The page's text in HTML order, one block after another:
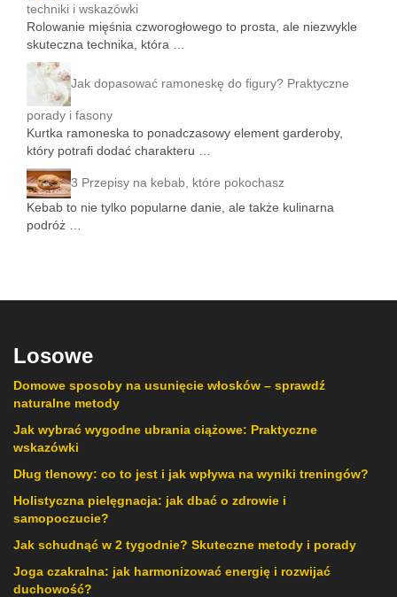
techniki i wskazówki
Rolowanie mięśnia czworogłowego to prosta, ale niezwykle
skuteczna technika, która …
Jak dopasować ramoneskę do figury? Praktyczne
porady i fasony
Kurtka ramoneska to ponadczasowy element garderoby,
który potrafi dodać charakteru …
3 Przepisy na kebab, które pokochasz
Kebab to nie tylko popularne danie, ale także kulinarna
podróż …
Losowe
Domowe sposoby na usunięcie włosków – sprawdź
naturalne metody
Jak wybrać wygodne ubrania ciążowe: Praktyczne
wskazówki
Dług tlenowy: co to jest i jak wpływa na wyniki treningów?
Holistyczna pielęgnacja: jak dbać o zdrowie i
samopoczucie?
Jak schudnąć w 2 tygodnie? Skuteczne metody i porady
Joga czakralna: jak harmonizować energię i rozwijać
duchowość?